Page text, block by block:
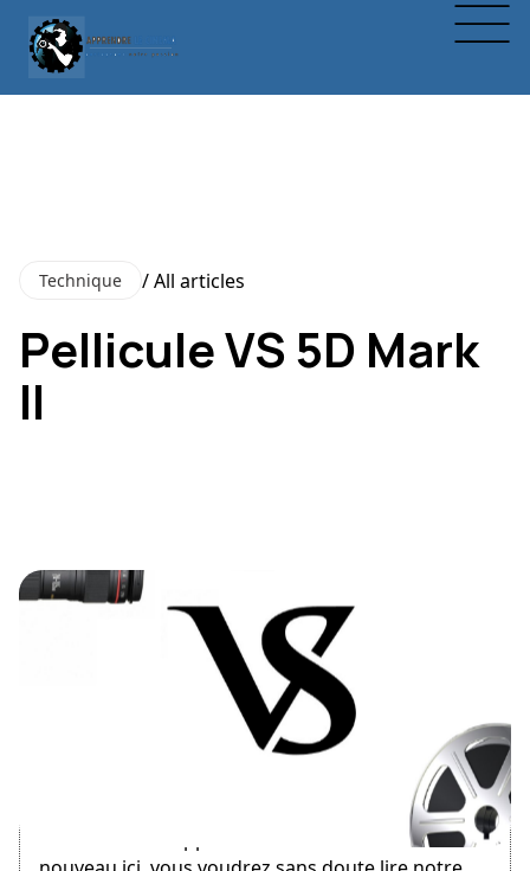
Technique / All articles
Pellicule VS 5D Mark
II
Bienvenue sur Apprendre le Cinéma ! Si vous êtes